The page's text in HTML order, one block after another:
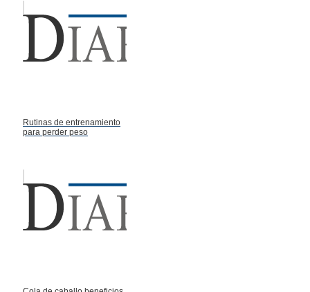
Rutinas de entrenamiento
para perder peso